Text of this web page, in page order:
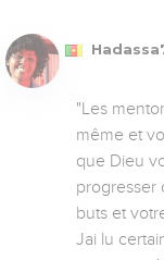
"Les
même et
que Dieu
progresser
buts et
Jai lu